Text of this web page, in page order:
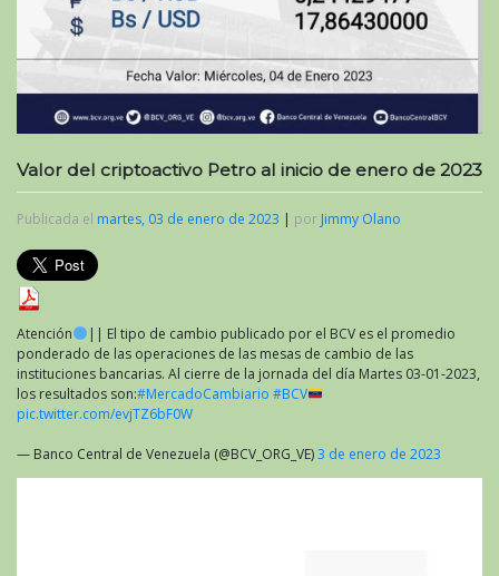
Valor del criptoactivo Petro al inicio de enero de 2023
Publicada el martes, 03 de enero de 2023 | por Jimmy Olano
Atención
|| El tipo de cambio publicado por el BCV es el promedio
ponderado de las operaciones de las mesas de cambio de las
instituciones bancarias. Al cierre de la jornada del día Martes 03-01-2023,
los resultados son:#MercadoCambiario #BCV
pic.twitter.com/evjTZ6bF0W
— Banco Central de Venezuela (@BCV_ORG_VE)3 de enero de 2023